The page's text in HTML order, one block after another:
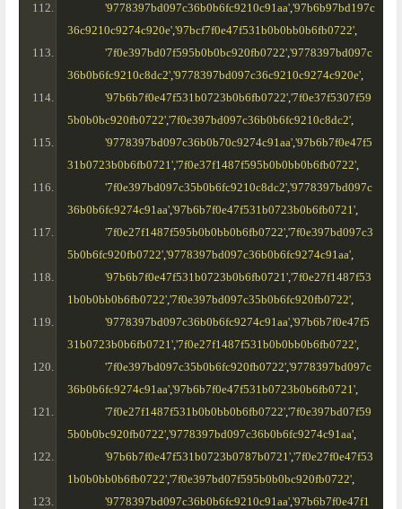
'9778397bd097c36b0b6fc9210c91aa','97b6b97bd197c
36c9210c9274c920e','97bcf7f0e47f531b0b0bb0b6fb0722',
'7f0e397bd07f595b0b0bc920fb0722','9778397bd097c
36b0b6fc9210c8dc2','9778397bd097c36c9210c9274c920e',
'97b6b7f0e47f531b0723b0b6fb0722','7f0e37f5307f59
5b0b0bc920fb0722','7f0e397bd097c36b0b6fc9210c8dc2',
'9778397bd097c36b0b70c9274c91aa','97b6b7f0e47f5
31b0723b0b6fb0721','7f0e37f1487f595b0b0bb0b6fb0722',
'7f0e397bd097c35b0b6fc9210c8dc2','9778397bd097c
36b0b6fc9274c91aa','97b6b7f0e47f531b0723b0b6fb0721',
'7f0e27f1487f595b0b0bb0b6fb0722','7f0e397bd097c3
5b0b6fc920fb0722','9778397bd097c36b0b6fc9274c91aa',
'97b6b7f0e47f531b0723b0b6fb0721','7f0e27f1487f53
1b0b0bb0b6fb0722','7f0e397bd097c35b0b6fc920fb0722',
'9778397bd097c36b0b6fc9274c91aa','97b6b7f0e47f5
31b0723b0b6fb0721','7f0e27f1487f531b0b0bb0b6fb0722',
'7f0e397bd097c35b0b6fc920fb0722','9778397bd097c
36b0b6fc9274c91aa','97b6b7f0e47f531b0723b0b6fb0721',
'7f0e27f1487f531b0b0bb0b6fb0722','7f0e397bd07f59
5b0b0bc920fb0722','9778397bd097c36b0b6fc9274c91aa',
'97b6b7f0e47f531b0723b0787b0721','7f0e27f0e47f53
1b0b0bb0b6fb0722','7f0e397bd07f595b0b0bc920fb0722',
'9778397bd097c36b0b6fc9210c91aa','97b6b7f0e47f1